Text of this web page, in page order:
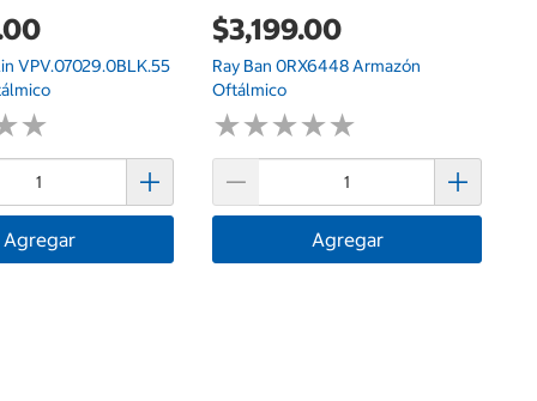
VPV.07029.0BLK.55
★
★
Agregar
$3,199.00
Ray Ban 0RX6448 Armazón
Oftálmico
★★★★★
★★★★★
Agregar